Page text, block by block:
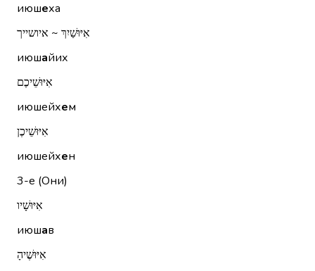
июшеха
אִיּוּשַׁיִךְ ~ איושייך
июшайих
אִיּוּשֵׁיכֶם
июшейхем
אִיּוּשֵׁיכֶן
июшейхен
3-е (Они)
אִיּוּשָׁיו
июшав
אִיּוּשֶׁיהָ